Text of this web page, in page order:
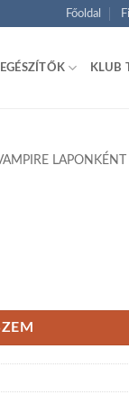
Főoldal
KLUB
LAPONKÉNT